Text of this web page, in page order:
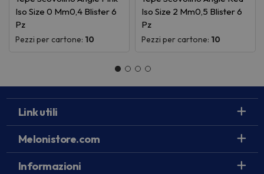
Iso Size 0 Mm0,4 Blister 6
Pz
Pezzi per cartone: 10
Iso Size 2 Mm0,5 Blister 6
Pz
Pezzi per cartone: 10
Link utili
Melonistore.com
Informazioni